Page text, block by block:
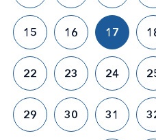
15 16 17
22 23 24
29 30 31